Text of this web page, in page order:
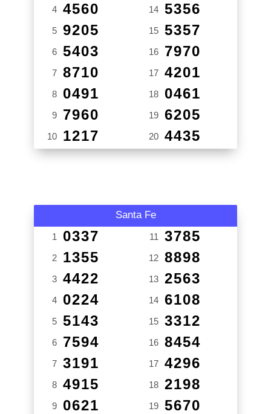
4 4560
5 9205
6 5403
7 8710
8 0491
9 7960
10 1217
14 5356
15 5357
16 7970
17 4201
18 0461
19 6205
20 4435
Santa Fe
1 0337
2 1355
3 4422
4 0224
5 5143
6 7594
7 3191
8 4915
9 0621
11 3785
12 8898
13 2563
14 6108
15 3312
16 8454
17 4296
18 2198
19 5670